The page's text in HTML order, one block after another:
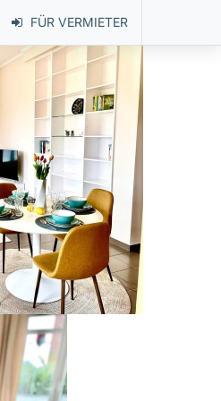
FÜR VERMIETER